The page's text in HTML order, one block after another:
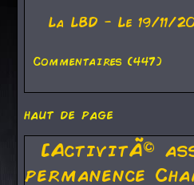
La LBD - Le 19/11/
Commentaires (447)
haut de page
[ActivitÃ©
permanence